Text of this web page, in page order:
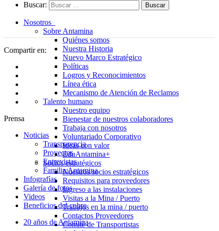
Buscar:
Nosotros
Sobre Antamina
Quiénes somos
Nuestra Historia
Nuevo Marco Estratégico
Políticas
Logros y Reconocimientos
Línea ética
Mecanismo de Atención de Reclamos
Talento humano
Nuestro equipo
Bienestar de nuestros colaboradores
Trabaja con nosotros
Voluntariado Corporativo
Ideas con valor
EduAntamina+
Socios estratégicos
Nuestros socios estratégicos
Requisitos para proveedores
Ingreso a las instalaciones
Visitas a la Mina / Puerto
Trabajos en la mina / puerto
Contactos Proveedores
Comité de Transportistas
Compartir en:
Prensa
Noticias
Transparencia
Proyectos
Entrevistas
Familia Antamina
Infografías
Galería de fotos
Videos
Beneficios del cobre
20 años de Antamina